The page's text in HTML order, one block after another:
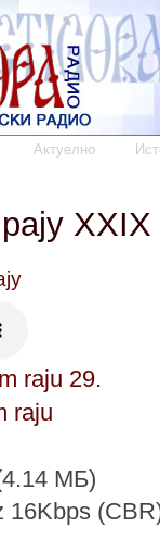
Актуелно
XXIX
raju 29.
raju
МБ)
16Kbps